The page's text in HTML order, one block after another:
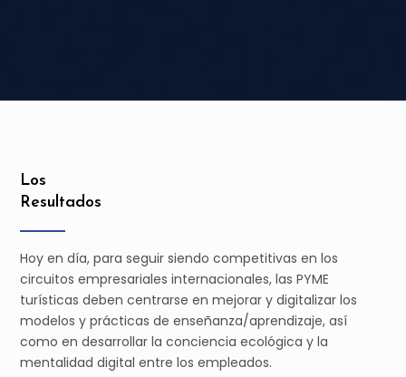
Los
Resultados
Hoy en día, para seguir siendo competitivas en los
circuitos empresariales internacionales, las PYME
turísticas deben centrarse en mejorar y digitalizar los
modelos y prácticas de enseñanza/aprendizaje, así
como en desarrollar la conciencia ecológica y la
mentalidad digital entre los empleados.